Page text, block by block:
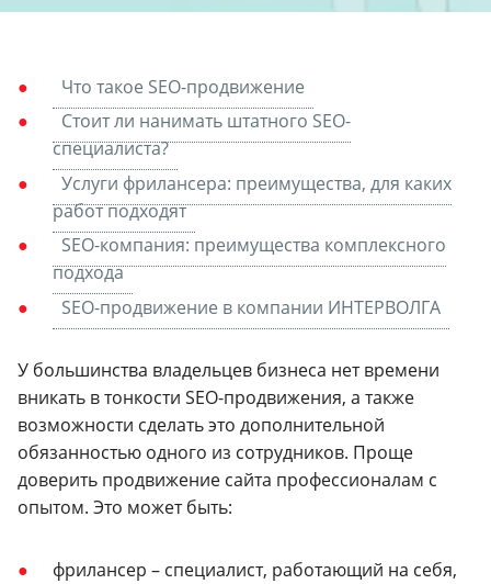
Что такое SEO-продвижение
Стоит ли нанимать штатного SEO-
специалиста?
Услуги фрилансера: преимущества, для каких
работ подходят
SEO-компания: преимущества комплексного
подхода
SEO-продвижение в компании ИНТЕРВОЛГА
У большинства владельцев бизнеса нет времени
вникать в тонкости SEO-продвижения, а также
возможности сделать это дополнительной
обязанностью одного из сотрудников. Проще
доверить продвижение сайта профессионалам с
опытом. Это может быть:
фрилансер – специалист, работающий на себя,